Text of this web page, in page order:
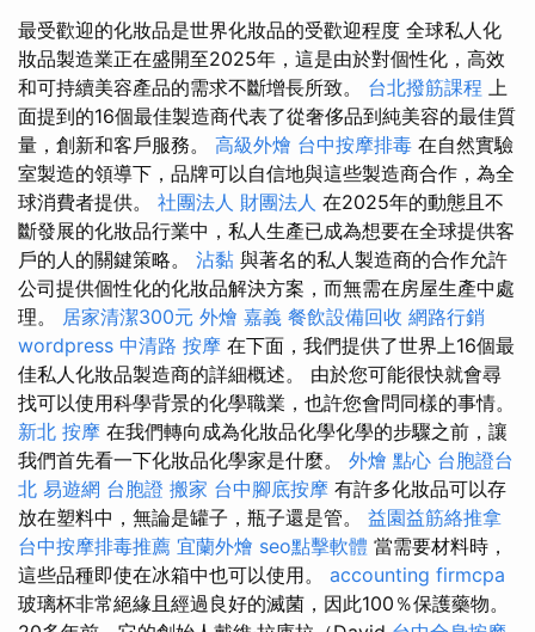
最受歡迎的化妝品是世界化妝品的受歡迎程度 全球私人化
妝品製造業正在盛開至2025年，這是由於對個性化，高效
和可持續美容產品的需求不斷增長所致。 台北撥筋課程 上
面提到的16個最佳製造商代表了從奢侈品到純美容的最佳質
量，創新和客戶服務。 高級外燴 台中按摩排毒 在自然實驗
室製造的領導下，品牌可以自信地與這些製造商合作，為全
球消費者提供。 社團法人 財團法人 在2025年的動態且不
斷發展的化妝品行業中，私人生產已成為想要在全球提供客
戶的人的關鍵策略。 沾黏 與著名的私人製造商的合作允許
公司提供個性化的化妝品解決方案，而無需在房屋生產中處
理。 居家清潔300元 外燴 嘉義 餐飲設備回收 網路行銷
wordpress 中清路 按摩 在下面，我們提供了世界上16個最
佳私人化妝品製造商的詳細概述。 由於您可能很快就會尋
找可以使用科學背景的化學職業，也許您會問同樣的事情。
新北 按摩 在我們轉向成為化妝品化學化學的步驟之前，讓
我們首先看一下化妝品化學家是什麼。 外燴 點心 台胞證台
北 易遊網 台胞證 搬家 台中腳底按摩 有許多化妝品可以存
放在塑料中，無論是罐子，瓶子還是管。 益園益筋絡推拿
台中按摩排毒推薦 宜蘭外燴 seo點擊軟體 當需要材料時，
這些品種即使在冰箱中也可以使用。 accounting firmcpa
玻璃杯非常絕緣且經過良好的滅菌，因此100％保護藥物。